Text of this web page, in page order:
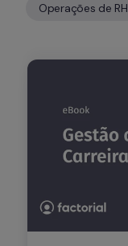
Operações de RH
1